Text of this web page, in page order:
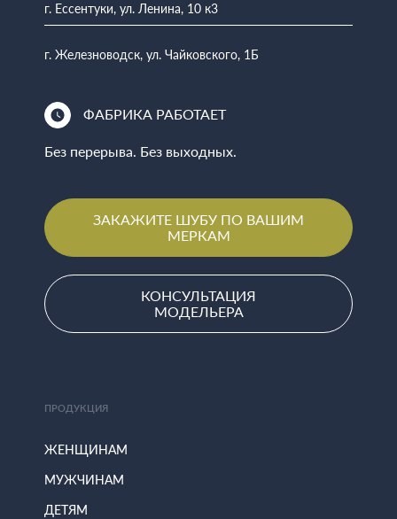
г. Ессентуки, ул. Ленина, 10 к3
г. Железноводск, ул. Чайковского, 1Б
ФАБРИКА РАБОТАЕТ
Без перерыва. Без выходных.
ЗАКАЖИТЕ ШУБУ ПО ВАШИМ
МЕРКАМ
КОНСУЛЬТАЦИЯ
МОДЕЛЬЕРА
ПРОДУКЦИЯ
ЖЕНЩИНАМ
МУЖЧИНАМ
ДЕТЯМ